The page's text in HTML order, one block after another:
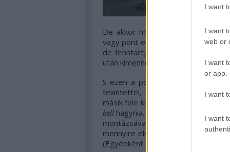
I want
I want
web or
I want
or app.
I want
I want
De akkor mitől Trier-film? Erre a
vagy pont ezekért, de rendkívül
de fenntartja az érdeklődésedet
után kimennek a moziból vagy
S ezen a ponton azt kell hogy
tekintettel, mosolyogva mesél a
másik fele kiábrándult
kellhagynia. Ha már
montázsával, és könnyen
mennyire elnyújtott és
(Egyébként ezzel meglepett. Ezzel